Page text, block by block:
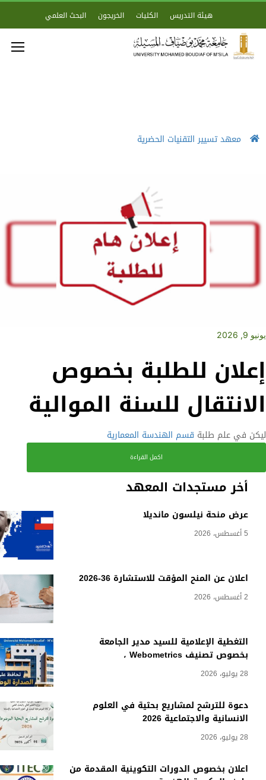
هيئة التدريس الكليات الخريجون البحث العلمي
معهد تسيير التقنيات الحضرية
أخر مستجدات المعهد
عرض منحة نيلسون مانديلا
5 أغسطس، 2026
اعلان عن المنح المؤقت للاستشارة 36-2026
2 أغسطس، 2026
التغطية الإعلامية للسيد مدير الجامعة
بخصوص تصنيف Webometrics ،
28 يوليو، 2026
دعوة للترشح لمشاريع بحثية في العلوم
الانسانية والاجتماعية 2026
28 يوليو، 2026
اعلان بخصوص الدورات التكوينية المقدمة من
يونيو 9, 2026
إعلان للطلبة بخصوص
الانتقال للسنة الموالية
ليكن في علم طلبة قسم الهندسة المعمارية
اكمل القراءة